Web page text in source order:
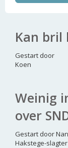
Kan bril
Gestart door
Koen
Weinig
over
Gestart door
Hakstege-slagter